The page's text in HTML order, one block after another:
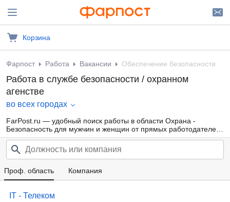
Корзина
Фарпост Работа Вакансии Обеспечение безопасности
Работа в службе безопасности / охранном
агенстве
во всех городах
FarPost.ru — удобный поиск работы в области Охрана -
Безопасность для мужчин и женщин от прямых работодателей,
а также от кадровых агентств. Свежие вакансии каждый день.
Проф. область Компания
IT - Телеком